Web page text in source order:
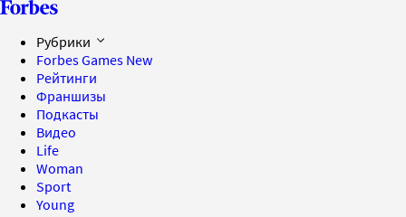
Рубрики
Forbes Games New
Рейтинги
Франшизы
Подкасты
Видео
Life
Woman
Sport
Young